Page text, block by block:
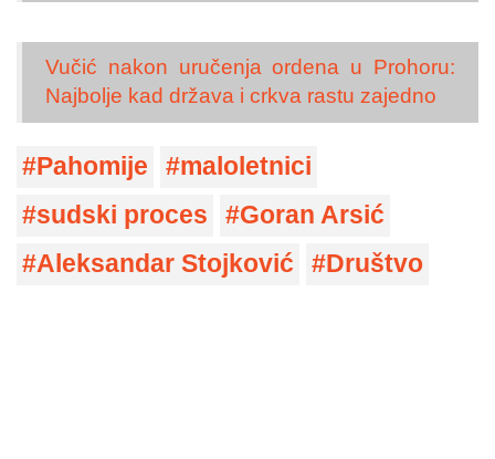
Vučić nakon uručenja ordena u Prohoru:
Najbolje kad država i crkva rastu zajedno
Pahomije
maloletnici
sudski proces
Goran Arsić
Aleksandar Stojković
Društvo